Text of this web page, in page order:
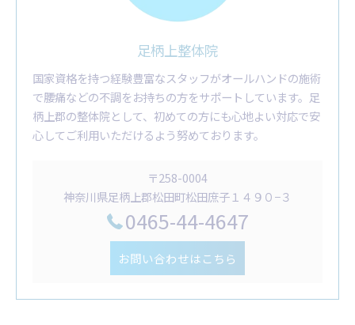
足柄上整体院
国家資格を持つ経験豊富なスタッフがオールハンドの施術
で腰痛などの不調をお持ちの方をサポートしています。足
柄上郡の整体院として、初めての方にも心地よい対応で安
心してご利用いただけるよう努めております。
〒258-0004
神奈川県足柄上郡松田町松田庶子１４９０−３
0465-44-4647
お問い合わせはこちら